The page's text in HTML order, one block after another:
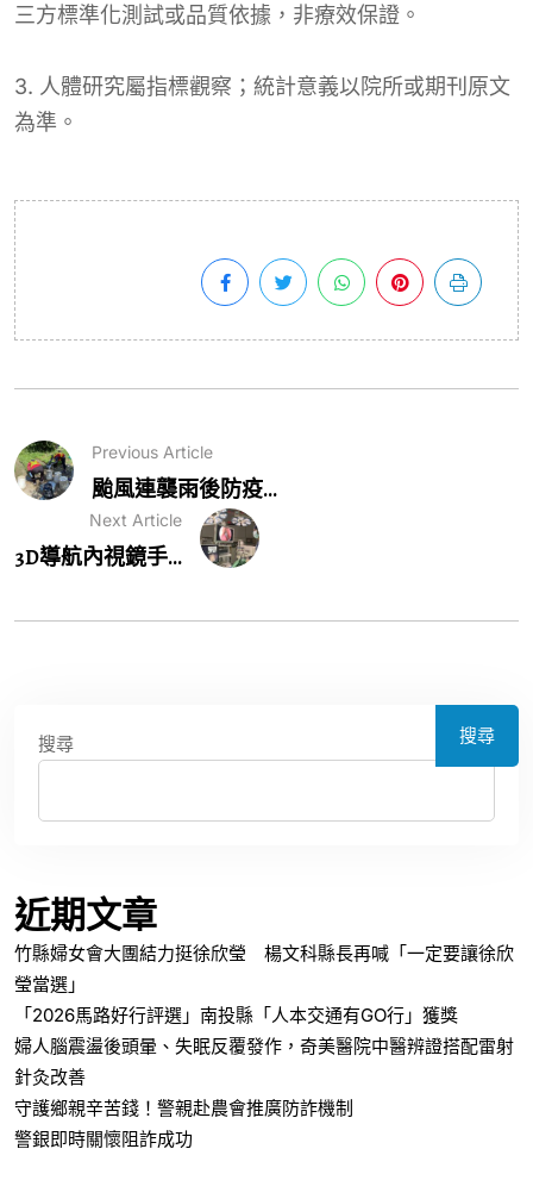
三方標準化測試或品質依據，非療效保證。
3. 人體研究屬指標觀察；統計意義以院所或期刊原文
為準。
Previous Article
颱風連襲雨後防疫...
Next Article
3D導航內視鏡手...
搜尋 搜尋
近期文章
竹縣婦女會大團結力挺徐欣瑩 楊文科縣長再喊「一定要讓徐欣
瑩當選」
「2026馬路好行評選」南投縣「人本交通有GO行」獲獎
婦人腦震盪後頭暈、失眠反覆發作，奇美醫院中醫辨證搭配雷射
針灸改善
守護鄉親辛苦錢！警親赴農會推廣防詐機制
警銀即時關懷阻詐成功